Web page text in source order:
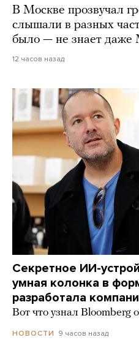
В Москве прозвучал
слышали в разных
было — не знает
12 часов назад
Секретное ИИ-
умная колонка в
разработала
Вот что узнал Bloomberg
НОВОСТИ 9 часов назад